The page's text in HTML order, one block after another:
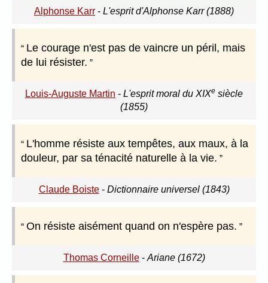
Alphonse Karr - L'esprit d'Alphonse Karr (1888)
Le courage n'est pas de vaincre un péril, mais
de lui résister.
Louis-Auguste Martin - L'esprit moral du XIXe siècle
(1855)
L'homme résiste aux tempêtes, aux maux, à la
douleur, par sa ténacité naturelle à la vie.
Claude Boiste- Dictionnaire universel (1843)
On résiste aisément quand on n'espère pas.
Thomas Corneille- Ariane (1672)